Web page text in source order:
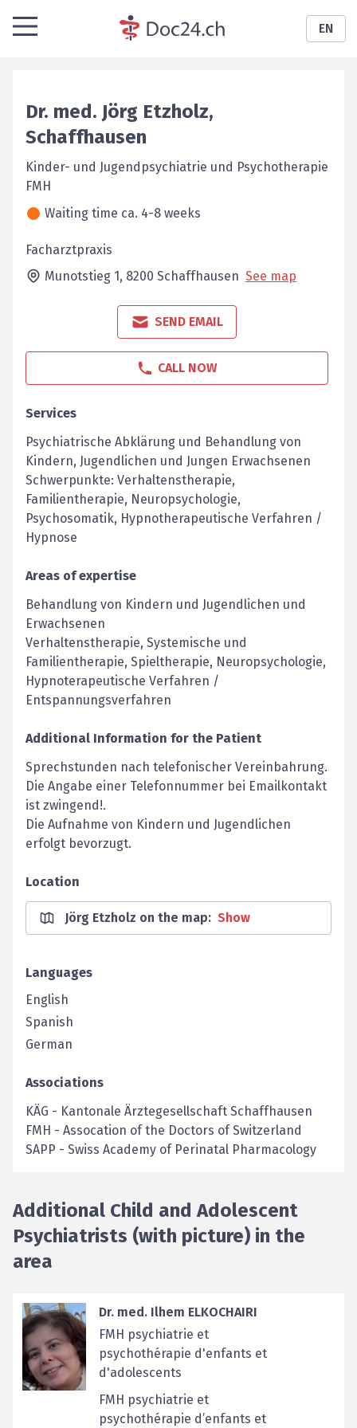
EN
Dr. med. Jörg Etzholz,
Schaffhausen
Kinder- und Jugendpsychiatrie und Psychotherapie
FMH
Waiting time ca. 4-8 weeks
Facharztpraxis
Munotstieg 1, 8200 Schaffhausen See map
SEND EMAIL
CALL NOW
Services
Psychiatrische Abklärung und Behandlung von
Kindern, Jugendlichen und Jungen Erwachsenen
Schwerpunkte: Verhaltenstherapie,
Familientherapie, Neuropsychologie,
Psychosomatik, Hypnotherapeutische Verfahren /
Hypnose
Areas of expertise
Behandlung von Kindern und Jugendlichen und
Erwachsenen
Verhaltenstherapie, Systemische und
Familientherapie, Spieltherapie, Neuropsychologie,
Hypnoterapeutische Verfahren /
Entspannungsverfahren
Additional Information for the Patient
Sprechstunden nach telefonischer Vereinbahrung.
Die Angabe einer Telefonnummer bei Emailkontakt
ist zwingend!.
Die Aufnahme von Kindern und Jugendlichen
erfolgt bevorzugt.
Location
Jörg Etzholz on the map: Show
Languages
English
Spanish
German
Associations
KÄG - Kantonale Ärztegesellschaft Schaffhausen
FMH - Assocation of the Doctors of Switzerland
SAPP - Swiss Academy of Perinatal Pharmacology
Additional Child and Adolescent
Psychiatrists (with picture) in the
area
Dr. med. Ilhem ELKOCHAIRI
FMH psychiatrie et
psychothérapie d'enfants et
d'adolescents
FMH psychiatrie et
psychothérapie d’enfants et